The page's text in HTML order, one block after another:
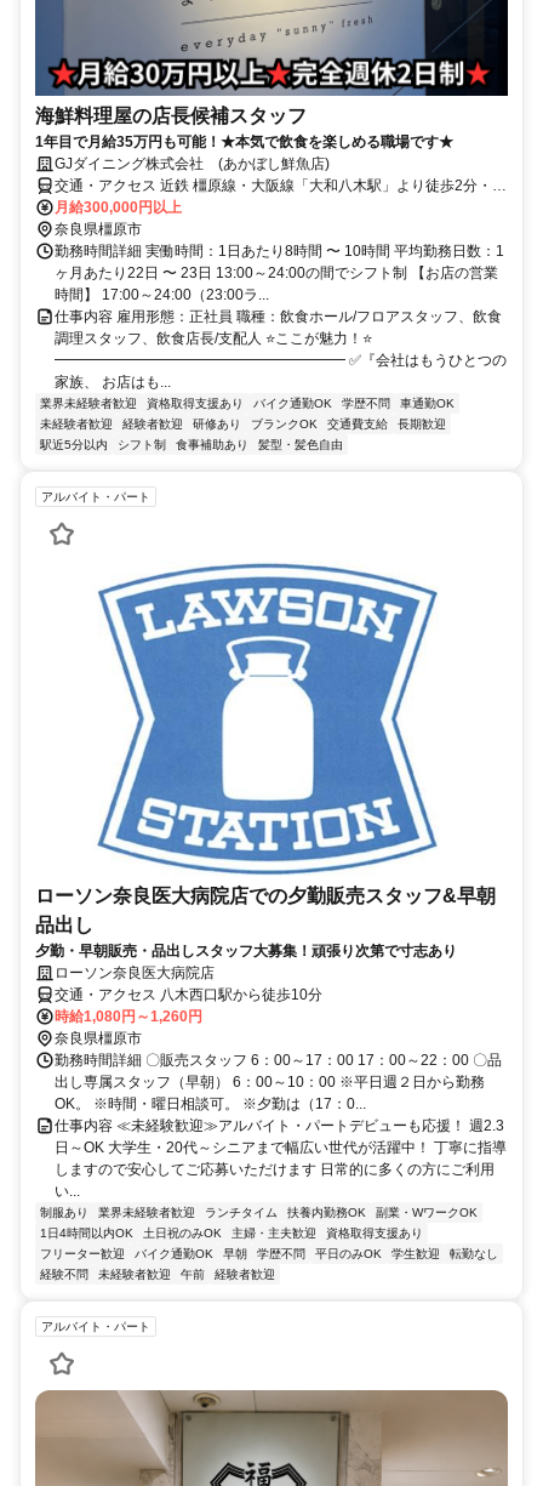
海鮮料理屋の店長候補スタッフ
1年目で月給35万円も可能！★本気で飲食を楽しめる職場です★
GJダイニング株式会社 (あかぼし鮮魚店)
交通・アクセス 近鉄 橿原線・大阪線「大和八木駅」より徒歩2分・
JR 桜井線「畝傍駅」より徒歩5分
月給300,000円以上
奈良県橿原市
勤務時間詳細 実働時間：1日あたり8時間 〜 10時間 平均勤務日数：1
ヶ月あたり22日 〜 23日 13:00～24:00の間でシフト制 【お店の営業
時間】 17:00～24:00（23:00ラ...
仕事内容 雇用形態：正社員 職種：飲食ホール/フロアスタッフ、飲食
調理スタッフ、飲食店長/支配人 ⭐ここが魅力！⭐
━━━━━━━━━━━━━━━━━━━━ ✅『会社はもうひとつの
家族、 お店はも...
業界未経験者歓迎 資格取得支援あり バイク通勤OK 学歴不問
車通勤OK
未経験者歓迎
経験者歓迎 研修あり ブランクOK 交通費支給
長期歓迎
駅近5分以内
シフト制 食事補助あり 髪型・髪色自由
アルバイト・パート
ローソン奈良医大病院店での夕勤販売スタッフ&早朝
品出し
夕勤・早朝販売・品出しスタッフ大募集！頑張り次第で寸志あり
ローソン奈良医大病院店
交通・アクセス 八木西口駅から徒歩10分
時給1,080円～1,260円
奈良県橿原市
勤務時間詳細 〇販売スタッフ 6：00～17：00 17：00～22：00 〇品
出し専属スタッフ（早朝） 6：00～10：00 ※平日週２日から勤務
OK。 ※時間・曜日相談可。 ※夕勤は（17：0...
仕事内容 ≪未経験歓迎≫アルバイト・パートデビューも応援！ 週2.3
日～OK 大学生・20代～シニアまで幅広い世代が活躍中！ 丁寧に指導
しますので安心してご応募いただけます 日常的に多くの方にご利用
い...
制服あり 業界未経験者歓迎 ランチタイム 扶養内勤務OK
副業・WワークOK
1日4時間以内OK
土日祝のみOK 主婦・主夫歓迎
資格取得支援あり
フリーター歓迎
バイク通勤OK 早朝 学歴不問 平日のみOK 学生歓迎
転勤なし
経験不問
未経験者歓迎 午前 経験者歓迎
アルバイト・パート